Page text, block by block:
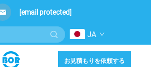
[email protected]
JA
お見積もりを依頼する